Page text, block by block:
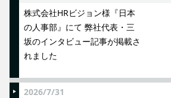
株式会社HRビジョン様『日本
の人事部』にて 弊社代表・三
坂のインタビュー記事が掲載さ
れました
2026/7/31